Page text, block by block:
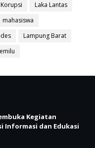
Korupsi
Laka Lantas
mahasiswa
Lampung Barat
Kegiatan
Informasi dan Edukasi